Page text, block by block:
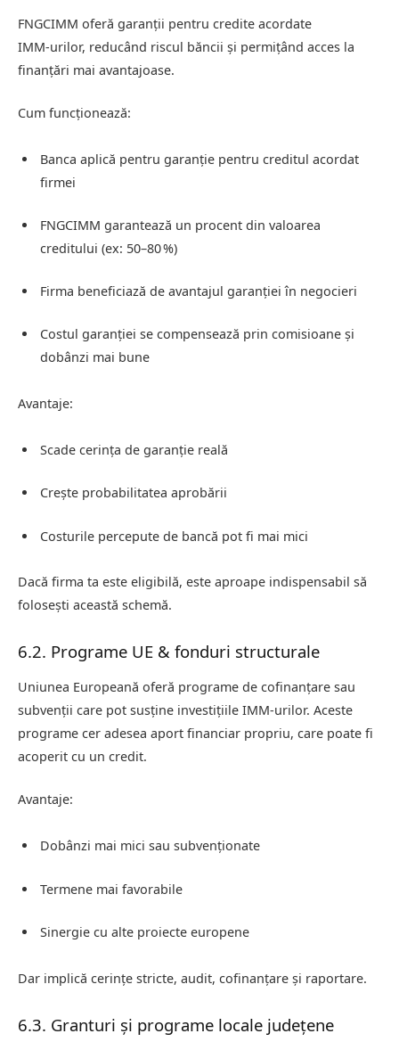
FNGCIMM oferă garanții pentru credite acordate
IMM‑urilor, reducând riscul băncii și permițând acces la
finanțări mai avantajoase.
Cum funcționează:
Banca aplică pentru garanție pentru creditul acordat
firmei
FNGCIMM garantează un procent din valoarea
creditului (ex: 50–80 %)
Firma beneficiază de avantajul garanției în negocieri
Costul garanției se compensează prin comisioane și
dobânzi mai bune
Avantaje:
Scade cerința de garanție reală
Crește probabilitatea aprobării
Costurile percepute de bancă pot fi mai mici
Dacă firma ta este eligibilă, este aproape indispensabil să
folosești această schemă.
6.2. Programe UE & fonduri structurale
Uniunea Europeană oferă programe de cofinanțare sau
subvenții care pot susține investițiile IMM‑urilor. Aceste
programe cer adesea aport financiar propriu, care poate fi
acoperit cu un credit.
Avantaje:
Dobânzi mai mici sau subvenționate
Termene mai favorabile
Sinergie cu alte proiecte europene
Dar implică cerințe stricte, audit, cofinanțare și raportare.
6.3. Granturi și programe locale județene